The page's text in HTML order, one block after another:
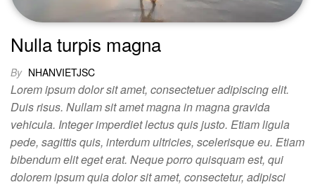
Nulla turpis magna
By NHANVIETJSC
Lorem ipsum dolor sit amet, consectetuer adipiscing elit.
Duis risus. Nullam sit amet magna in magna gravida
vehicula. Integer imperdiet lectus quis justo. Etiam ligula
pede, sagittis quis, interdum ultricies, scelerisque eu. Etiam
bibendum elit eget erat. Neque porro quisquam est, qui
dolorem ipsum quia dolor sit amet, consectetur, adipisci